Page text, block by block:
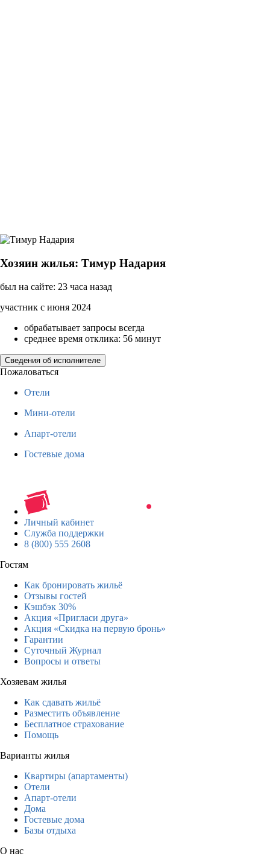
Хозяин жилья: Тимур Надария
был на сайте: 23 часа назад
участник с июня 2024
обрабатывает запросы всегда
среднее время отклика: 56 минут
Сведения об исполнителе
Пожаловаться
Отели
Мини-отели
Апарт-отели
Гостевые дома
Личный кабинет
Служба поддержки
8 (800) 555 2608
Гостям
Как бронировать жильё
Отзывы гостей
Кэшбэк 30%
Акция «Пригласи друга»
Акция «Скидка на первую бронь»
Гарантии
Суточный Журнал
Вопросы и ответы
Хозяевам жилья
Как сдавать жильё
Разместить объявление
Бесплатное страхование
Помощь
Варианты жилья
Квартиры (апартаменты)
Отели
Апарт-отели
Дома
Гостевые дома
Базы отдыха
О нас